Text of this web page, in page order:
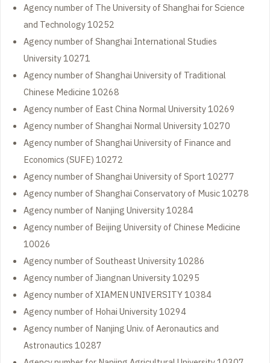
Agency number of The University of Shanghai for Science
and Technology 10252
Agency number of Shanghai International Studies
University 10271
Agency number of Shanghai University of Traditional
Chinese Medicine 10268
Agency number of East China Normal University 10269
Agency number of Shanghai Normal University 10270
Agency number of Shanghai University of Finance and
Economics (SUFE) 10272
Agency number of Shanghai University of Sport 10277
Agency number of Shanghai Conservatory of Music 10278
Agency number of Nanjing University 10284
Agency number of Beijing University of Chinese Medicine
10026
Agency number of Southeast University 10286
Agency number of Jiangnan University 10295
Agency number of XIAMEN UNIVERSITY 10384
Agency number of Hohai University 10294
Agency number of Nanjing Univ. of Aeronautics and
Astronautics 10287